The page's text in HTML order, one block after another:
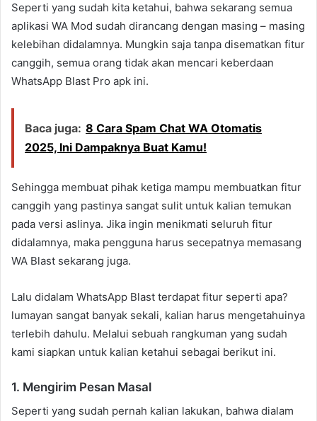
Seperti yang sudah kita ketahui, bahwa sekarang semua
aplikasi WA Mod sudah dirancang dengan masing – masing
kelebihan didalamnya. Mungkin saja tanpa disematkan fitur
canggih, semua orang tidak akan mencari keberdaan
WhatsApp Blast Pro apk ini.
Baca juga: 8 Cara Spam Chat WA Otomatis
2025, Ini Dampaknya Buat Kamu!
Sehingga membuat pihak ketiga mampu membuatkan fitur
canggih yang pastinya sangat sulit untuk kalian temukan
pada versi aslinya. Jika ingin menikmati seluruh fitur
didalamnya, maka pengguna harus secepatnya memasang
WA Blast sekarang juga.
Lalu didalam WhatsApp Blast terdapat fitur seperti apa?
lumayan sangat banyak sekali, kalian harus mengetahuinya
terlebih dahulu. Melalui sebuah rangkuman yang sudah
kami siapkan untuk kalian ketahui sebagai berikut ini.
1. Mengirim Pesan Masal
Seperti yang sudah pernah kalian lakukan, bahwa dialam